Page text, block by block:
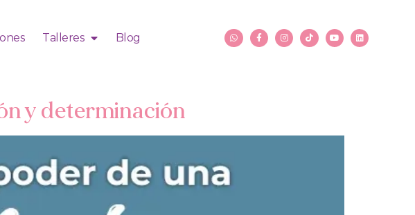
Talleres Blog
y determinación